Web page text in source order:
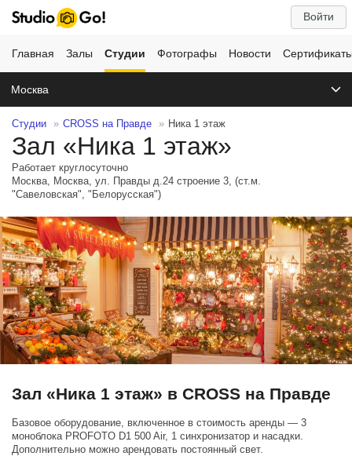
Войти
Главная Залы Студии Фотографы Новости
Москва
Студии CROSS на Правде Ника 1 этаж
Зал «Ника 1 этаж»
Работает круглосуточно
Москва, Москва, ул. Правды д.24 строение 3, (cт.м.
"Савеловская", "Белорусская")
Зал «Ника 1 этаж» в CROSS на Правде
Базовое оборудование, включенное в стоимость аренды — 3
моноблока PROFOTO D1 500 Air, 1 синхронизатор и насадки.
Дополнительно можно арендовать постоянный свет.